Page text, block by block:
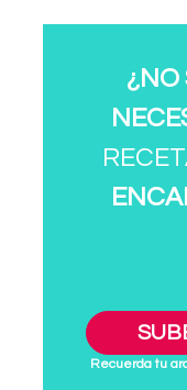
¿NO
Recuerda tu